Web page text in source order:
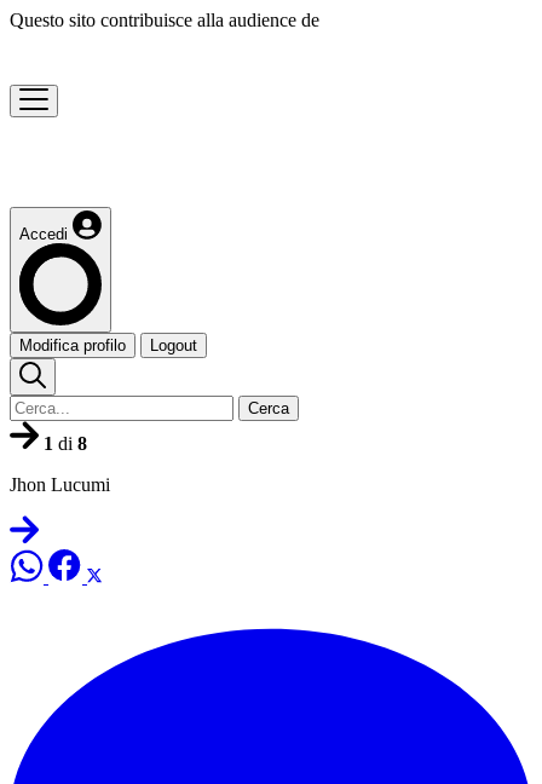
Questo sito contribuisce alla audience de
Accedi
Modifica profilo Logout
Cerca
1 di 8
Jhon Lucumi